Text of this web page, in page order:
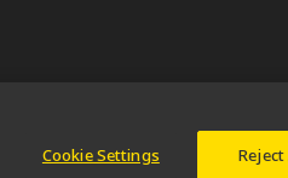
Cookie Settings Reject